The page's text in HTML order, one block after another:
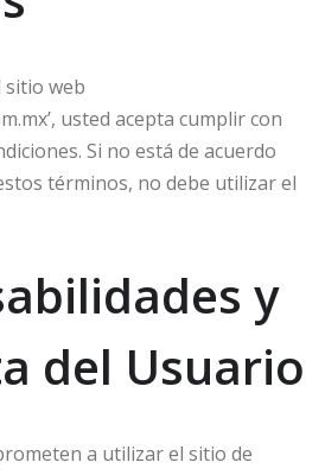
sitio web
usted acepta cumplir con
Si no está de acuerdo
términos, no debe utilizar el
y
del Usuario
a utilizar el sitio de